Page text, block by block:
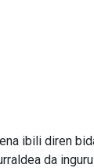
ibili diren
da